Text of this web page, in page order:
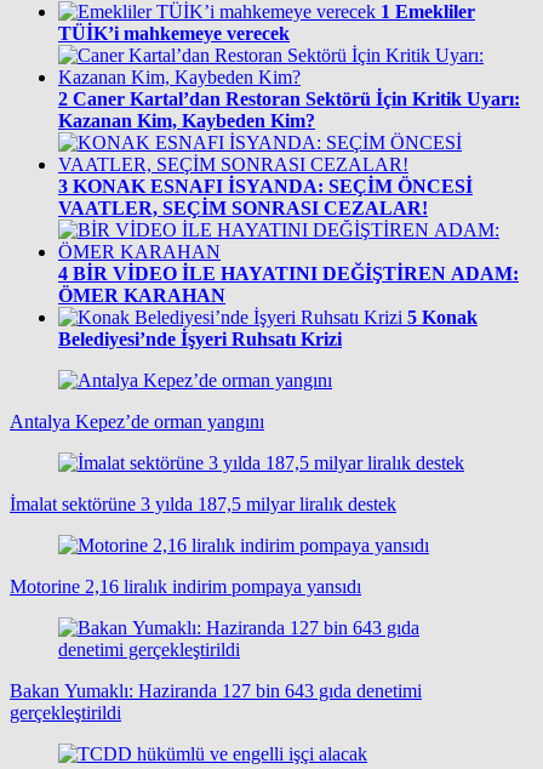
1 Emekliler
TÜİK’i mahkemeye verecek
2 Caner Kartal’dan Restoran Sektörü İçin Kritik Uyarı:
Kazanan Kim, Kaybeden Kim?
3 KONAK ESNAFI İSYANDA: SEÇİM ÖNCESİ
VAATLER, SEÇİM SONRASI CEZALAR!
4 BİR VİDEO İLE HAYATINI DEĞİŞTİREN ADAM:
ÖMER KARAHAN
5 Konak
Belediyesi’nde İşyeri Ruhsatı Krizi
Antalya Kepez’de orman yangını
İmalat sektörüne 3 yılda 187,5 milyar liralık destek
Motorine 2,16 liralık indirim pompaya yansıdı
Bakan Yumaklı: Haziranda 127 bin 643 gıda denetimi
gerçekleştirildi